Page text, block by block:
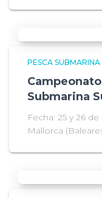
PESCA SUBMARINA
Submarina
Fecha: 25 y 26
Mallorca